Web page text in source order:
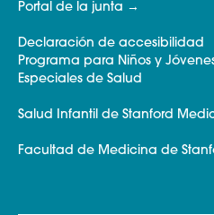
Portal de la junta
Declaración de accesibilidad
Programa para Niños y
Especiales de Salud
Salud Infantil de Stanford
Facultad de Medicina de